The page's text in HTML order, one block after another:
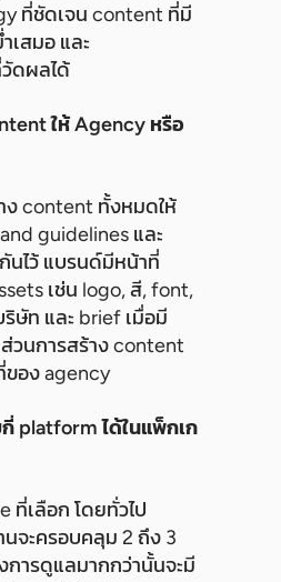
ที่ชัดเจน content ที่มี
สมอ และ
ดผลได้
ให้ Agency หรือ
ง content ทั้งหมดให้
guidelines และ
ไว้ แบรนด์มีหน้าที่
เช่น logo, สี, font,
ษัท และ brief เมื่อมี
วนการสร้าง content
ของ agency
platform ได้ในแพ็กเก
ที่เลือก โดยทั่วไป
จะครอบคลุม 2 ถึง 3
ารดูแลมากกว่านั้นจะมี